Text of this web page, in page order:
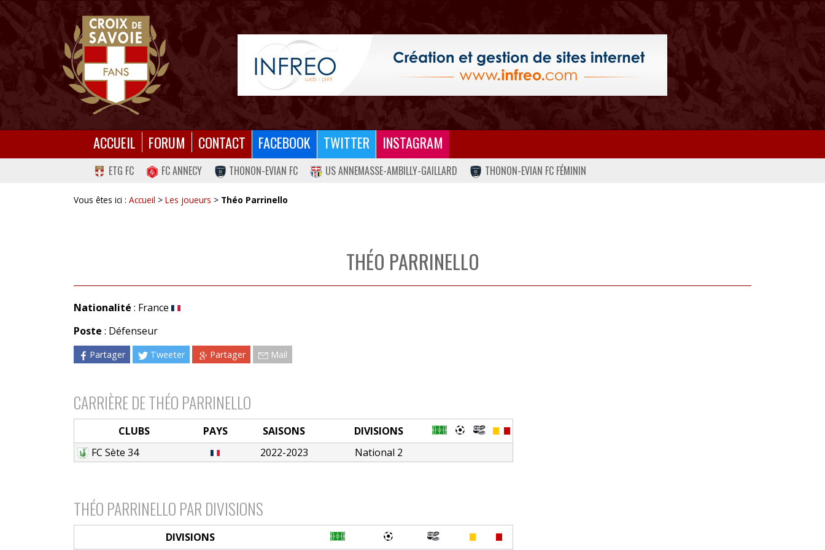
ACCUEIL FORUM CONTACT FACEBOOK TWITTER INSTAGRAM
ETG FC FC ANNECY THONON-EVIAN FC US ANNEMASSE-AMBILLY-GAILLARD THONON-EVIAN FC FÉMININ
Vous êtes ici : Accueil > Les joueurs > Théo Parrinello
THÉO PARRINELLO
Nationalité : France
Poste : Défenseur
Partager Tweeter Partager Mail
CARRIÈRE DE THÉO PARRINELLO
CLUBS PAYS SAISONS
DIVISIONS
FC Sète 34
2022-2023 National 2
THÉO PARRINELLO PAR DIVISIONS
DIVISIONS